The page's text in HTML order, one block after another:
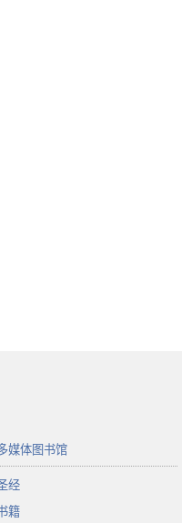
媒体图书馆
经
籍